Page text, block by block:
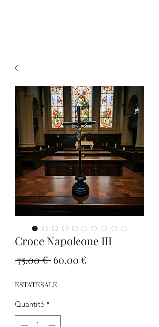
Croce Napoleone III
75,00 € Prix
60,00 €
ESTATESALE
Quantité *